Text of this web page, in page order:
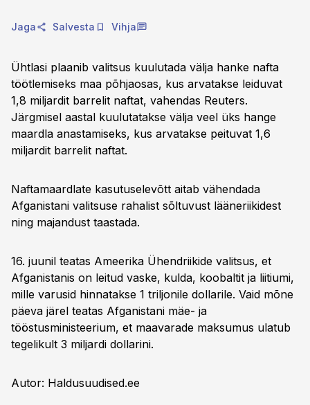
Jaga Salvesta Vihja
Ühtlasi plaanib valitsus kuulutada välja hanke nafta
töötlemiseks maa põhjaosas, kus arvatakse leiduvat
1,8 miljardit barrelit naftat, vahendas Reuters.
Järgmisel aastal kuulutatakse välja veel üks hange
maardla anastamiseks, kus arvatakse peituvat 1,6
miljardit barrelit naftat.
Naftamaardlate kasutuselevõtt aitab vähendada
Afganistani valitsuse rahalist sõltuvust lääneriikidest
ning majandust taastada.
16. juunil teatas Ameerika Ühendriikide valitsus, et
Afganistanis on leitud vaske, kulda, koobaltit ja liitiumi,
mille varusid hinnatakse 1 triljonile dollarile. Vaid mõne
päeva järel teatas Afganistani mäe- ja
tööstusministeerium, et maavarade maksumus ulatub
tegelikult 3 miljardi dollarini.
Autor: Haldusuudised.ee